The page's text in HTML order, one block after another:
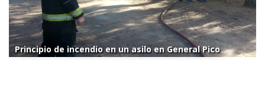
Principio de incendio en un asilo en General Pico